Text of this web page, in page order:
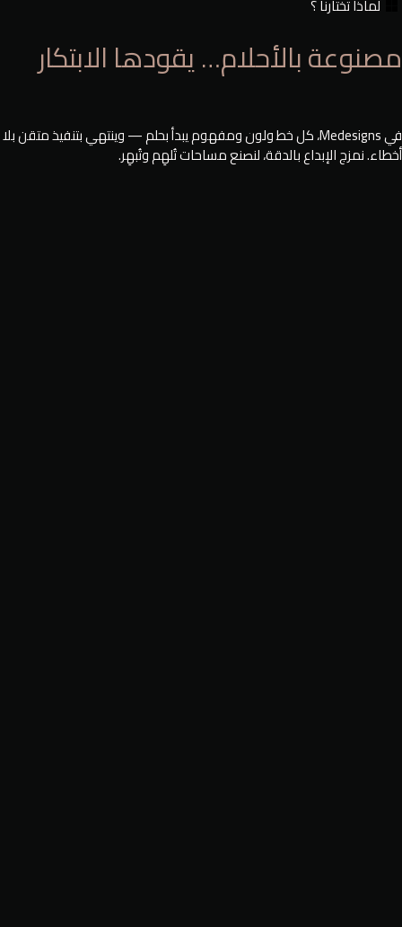
لماذا تختارنا ؟
مصنوعة بالأحلام… يقودها الابتكار
في Medesigns، كل خط ولون ومفهوم يبدأ بحلم — وينتهي بتنفيذ متقن بلا
أخطاء. نمزج الإبداع بالدقة، لنصنع مساحات تُلهِم وتُبهِر.